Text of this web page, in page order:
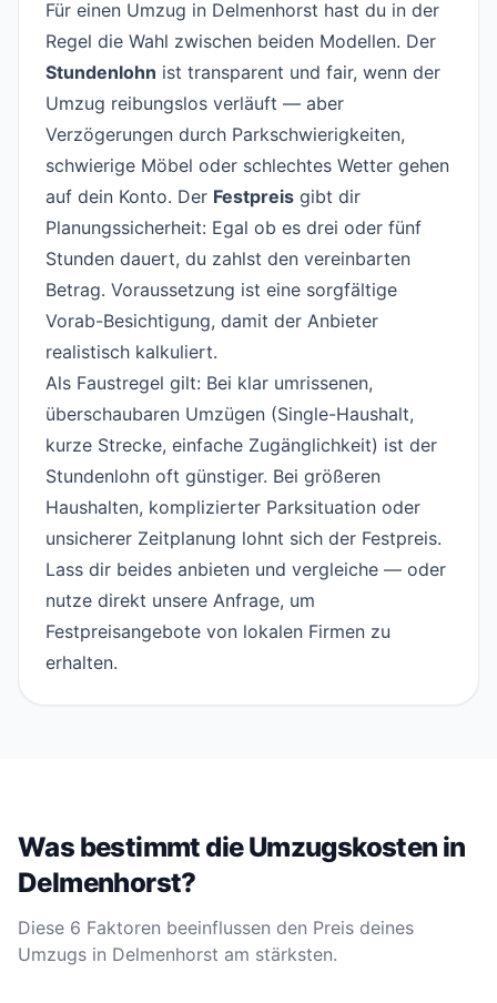
Für einen Umzug in Delmenhorst hast du in der
Regel die Wahl zwischen beiden Modellen. Der
Stundenlohn ist transparent und fair, wenn der
Umzug reibungslos verläuft — aber
Verzögerungen durch Parkschwierigkeiten,
schwierige Möbel oder schlechtes Wetter gehen
auf dein Konto. Der Festpreis gibt dir
Planungssicherheit: Egal ob es drei oder fünf
Stunden dauert, du zahlst den vereinbarten
Betrag. Voraussetzung ist eine sorgfältige
Vorab-Besichtigung, damit der Anbieter
realistisch kalkuliert.
Als Faustregel gilt: Bei klar umrissenen,
überschaubaren Umzügen (Single-Haushalt,
kurze Strecke, einfache Zugänglichkeit) ist der
Stundenlohn oft günstiger. Bei größeren
Haushalten, komplizierter Parksituation oder
unsicherer Zeitplanung lohnt sich der Festpreis.
Lass dir beides anbieten und vergleiche — oder
nutze direkt unsere Anfrage, um
Festpreisangebote von lokalen Firmen zu
erhalten.
Was bestimmt die Umzugskosten in
Delmenhorst?
Diese 6 Faktoren beeinflussen den Preis deines
Umzugs in Delmenhorst am stärksten.